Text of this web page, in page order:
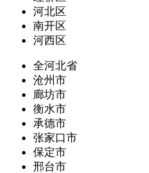
河北区
南开区
河西区
全河北省
沧州市
廊坊市
衡水市
承德市
张家口市
保定市
邢台市